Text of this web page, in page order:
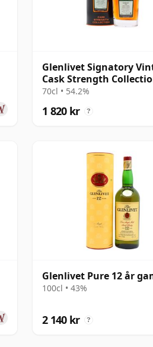
Glenlivet Signatory
Cask Strength
Single 2006 14 år
70cl • 54.2%
1 820 kr ?
Glenlivet Pure 12 år
100cl • 43%
2 140 kr ?